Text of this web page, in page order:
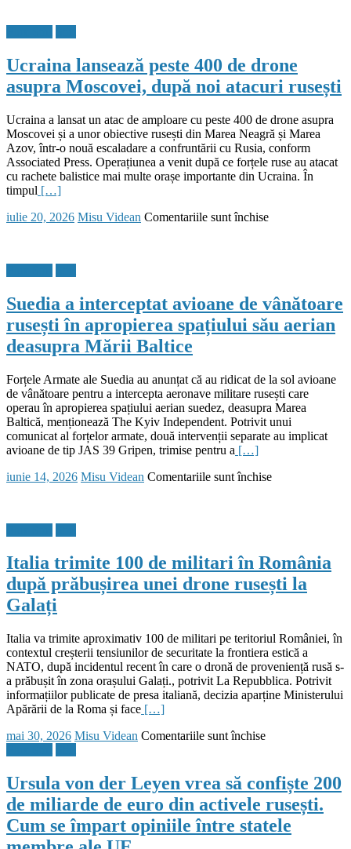
Ucraina lansează peste 400 de drone
asupra Moscovei, după noi atacuri rusești
Ucraina a lansat un atac de amploare cu peste 400 de drone asupra
Moscovei și a unor obiective rusești din Marea Neagră și Marea
Azov, într-o nouă escaladare a confruntării cu Rusia, conform
Associated Press. Operațiunea a venit după ce forțele ruse au atacat
cu rachete balistice mai multe orașe importante din Ucraina. În
timpul […]
Posted
iulie 20, 2026 Author
Misu Videan Comentariile sunt închisepentru
drone
asupra
Moscovei,
rusești
Suedia a interceptat avioane de vânătoare
rusești în apropierea spațiului său aerian
deasupra Mării Baltice
Forțele Armate ale Suedia au anunțat că au ridicat de la sol avioane
de vânătoare pentru a intercepta aeronave militare rusești care
operau în apropierea spațiului aerian suedez, deasupra Marea
Baltică, menționează The Kyiv Independent. Potrivit unui
comunicat al forțelor armate, două intervenții separate au implicat
avioane de tip JAS 39 Gripen, trimise pentru a […]
Posted
iunie 14, 2026 Author
Misu Videan Comentariile sunt închisepentru
vânătoare
rusești
în
său
aerian
deasupra
Mării
Baltice
Italia trimite 100 de militari în România
după prăbușirea unei drone rusești la
Galați
Italia va trimite aproximativ 100 de militari pe teritoriul României, în
contextul creșterii tensiunilor de securitate la frontiera estică a
NATO, după incidentul recent în care o dronă de proveniență rusă s-
a prăbușit în zona orașului Galați., potrivit La Repubblica. Potrivit
informațiilor publicate de presa italiană, decizia aparține Ministerului
Apărării de la Roma și face […]
Posted
mai 30, 2026 Author
Misu Videan Comentariile sunt închisepentru
100
de
militari
în
România
Ursula von der Leyen vrea să confiște 200
de miliarde de euro din activele rusești.
Cum se împart opiniile între statele